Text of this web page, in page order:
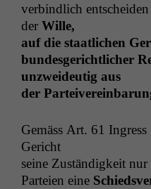
verbindlich
der Wille,
auf die staatlichen
bun­des­gerichtlich­er
unzwei­deutig aus
der
Gemäss Art. 61 Ingress
Gericht
seine Zuständigkeit
Parteien eine